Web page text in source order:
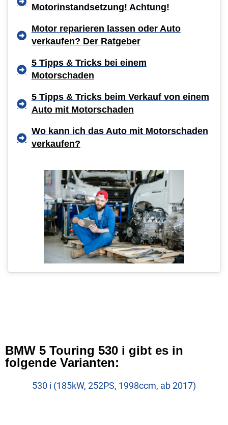
Motorinstandsetzung! Achtung!
Motor reparieren lassen oder Auto
verkaufen? Der Ratgeber
5 Tipps & Tricks bei einem
Motorschaden
5 Tipps & Tricks beim Verkauf von einem
Auto mit Motorschaden
Wo kann ich das Auto mit Motorschaden
verkaufen?
BMW 5 Touring 530 i gibt es in
folgende Varianten:
530 i (185kW, 252PS, 1998ccm, ab 2017)